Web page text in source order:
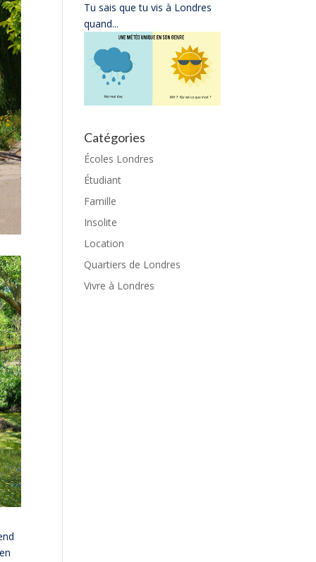
Tu sais que tu vis à Londres
quand...
Catégories
Écoles Londres
Étudiant
Famille
Insolite
Location
Quartiers de Londres
Vivre à Londres